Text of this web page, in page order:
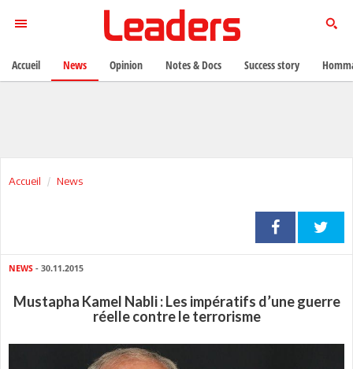
Accueil News
NEWS - 30.11.2015
Mustapha Kamel Nabli : Les impératifs d’une guerre
réelle contre le terrorisme
Accueil News Opinion Notes & Docs Success story